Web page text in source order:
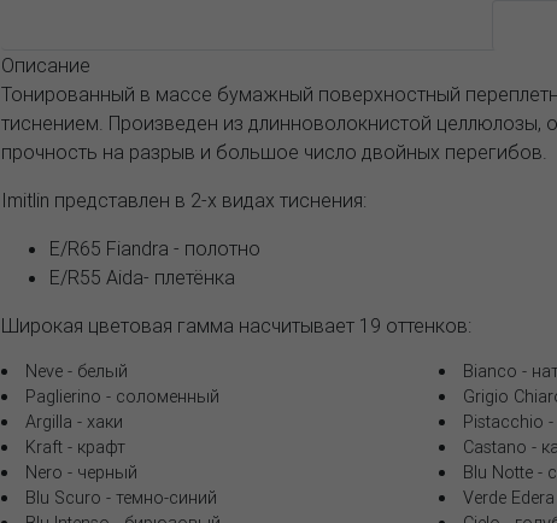
Описание
Тонированный в массе бумажный поверхностный
тиснением. Произведен из длинноволокнистой
прочность на разрыв и большое число двойных перегибов.
Imitlin представлен в 2-х видах тиснения:
E/R65 Fiandra - полотно
E/R55 Aida- плетёнка
Широкая цветовая гамма насчитывает 19 оттенков:
Neve - белый
Bianco -
Paglierino - соломенный
Grigio
Argilla - хаки
Pistacchio
Kraft - крафт
Castano -
Nero - черный
Blu Notte -
Blu Scuro - темно-синий
Verde